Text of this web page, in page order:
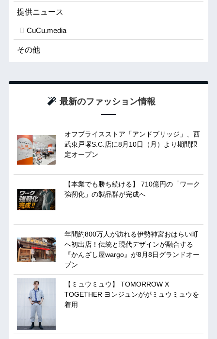
提供ニュース
CuCu.media
その他
最新のファッション情報
オフプライスストア「アンドブリッジ」、西
武東戸塚S.C.店に8月10日（月）より期間限
定オープン
【本業でも勝ち続ける】 710億円の「ワーク
強靭化」の製品群が完成へ
年間約800万人が訪れる伊勢神宮おはらい町
へ初出店！伝統と現代デザインが融合する
『かんざし屋wargo』が8月8日グランドオー
プン
【ミュウミュウ】 TOMORROW X
TOGETHER ヨンジュンががミュウミュウを
着用